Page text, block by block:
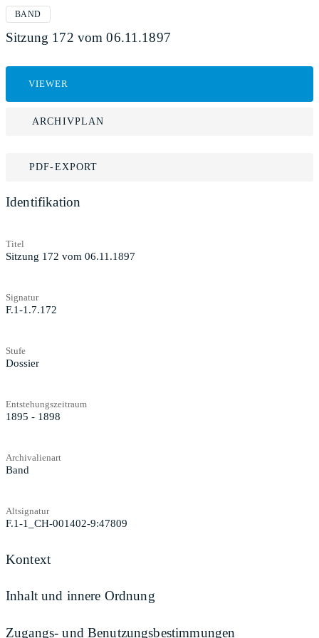
BAND
Sitzung 172 vom 06.11.1897
VIEWER
ARCHIVPLAN
PDF-EXPORT
Identifikation
Titel
Sitzung 172 vom 06.11.1897
Signatur
F.1-1.7.172
Stufe
Dossier
Entstehungszeitraum
1895 - 1898
Archivalienart
Band
Altsignatur
F.1-1_CH-001402-9:47809
Kontext
Inhalt und innere Ordnung
Zugangs- und Benutzungsbestimmungen